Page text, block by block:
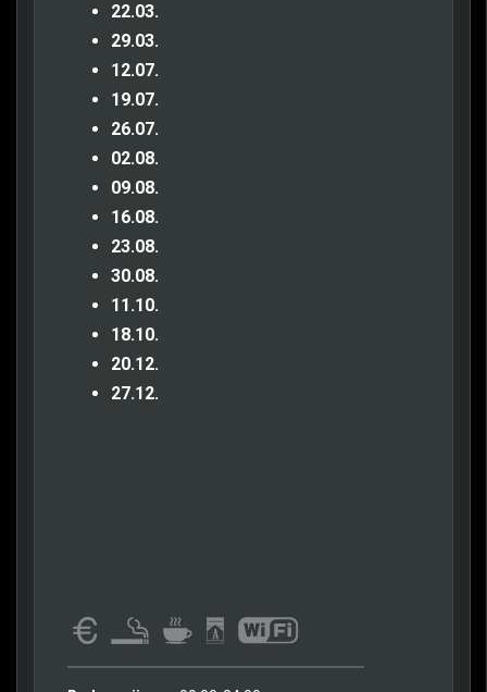
22.03.
29.03.
12.07.
19.07.
26.07.
02.08.
09.08.
16.08.
23.08.
30.08.
11.10.
18.10.
20.12.
27.12.